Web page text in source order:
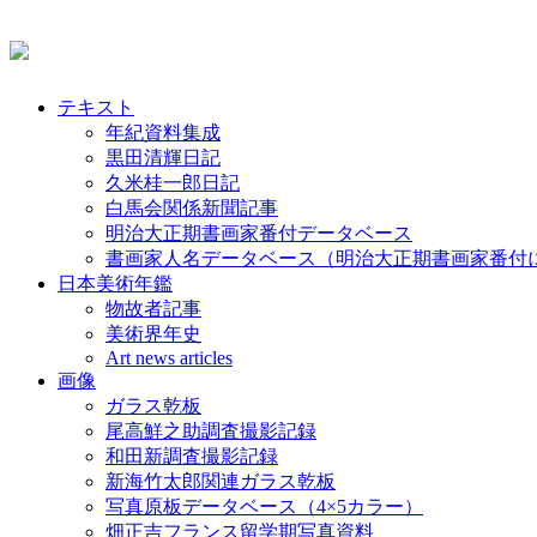
テキスト
年紀資料集成
黒田清輝日記
久米桂一郎日記
白馬会関係新聞記事
明治大正期書画家番付データベース
書画家人名データベース（明治大正期書画家番付
日本美術年鑑
物故者記事
美術界年史
Art news articles
画像
ガラス乾板
尾高鮮之助調査撮影記録
和田新調査撮影記録
新海竹太郎関連ガラス乾板
写真原板データベース（4×5カラー）
畑正吉フランス留学期写真資料